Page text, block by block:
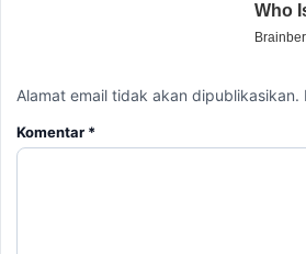
Alamat email tidak akan dipublikasikan.
Komentar *